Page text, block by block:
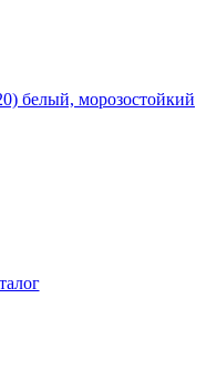
белый, морозостойкий